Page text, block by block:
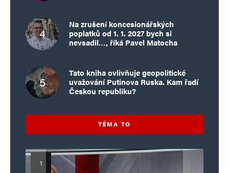
Na zrušení koncesionářských
poplatků od 1. 1. 2027 bych si
nevsadil…, říká Pavel Matocha
Tato kniha ovlivňuje geopolitické
uvažování Putinova Ruska. Kam řadí
Českou republiku?
TÉMA TO